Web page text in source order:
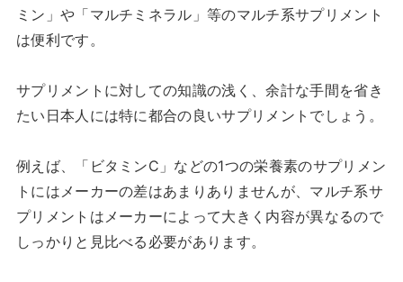
ミン」や「マルチミネラル」等のマルチ系サプリメント
は便利です。
サプリメントに対しての知識の浅く、余計な手間を省き
たい日本人には特に都合の良いサプリメントでしょう。
例えば、「ビタミンC」などの1つの栄養素のサプリメン
トにはメーカーの差はあまりありませんが、マルチ系サ
プリメントはメーカーによって大きく内容が異なるので
しっかりと見比べる必要があります。